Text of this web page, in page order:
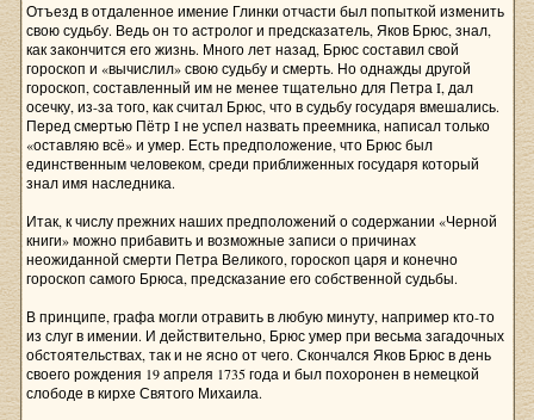
Отъезд в отдаленное имение Глинки отчасти был попыткой изменить
свою судьбу. Ведь он то астролог и предсказатель, Яков Брюс, знал,
как закончится его жизнь. Много лет назад, Брюс составил свой
гороскоп и «вычислил» свою судьбу и смерть. Но однажды другой
гороскоп, составленный им не менее тщательно для Петра I, дал
осечку, из-за того, как считал Брюс, что в судьбу государя вмешались.
Перед смертью Пётр I не успел назвать преемника, написал только
«оставляю всё» и умер. Есть предположение, что Брюс был
единственным человеком, среди приближенных государя который
знал имя наследника.
Итак, к числу прежних наших предположений о содержании «Черной
книги» можно прибавить и возможные записи о причинах
неожиданной смерти Петра Великого, гороскоп царя и конечно
гороскоп самого Брюса, предсказание его собственной судьбы.
В принципе, графа могли отравить в любую минуту, например кто-то
из слуг в имении. И действительно, Брюс умер при весьма загадочных
обстоятельствах, так и не ясно от чего. Скончался Яков Брюс в день
своего рождения 19 апреля 1735 года и был похоронен в немецкой
слободе в кирхе Святого Михаила.